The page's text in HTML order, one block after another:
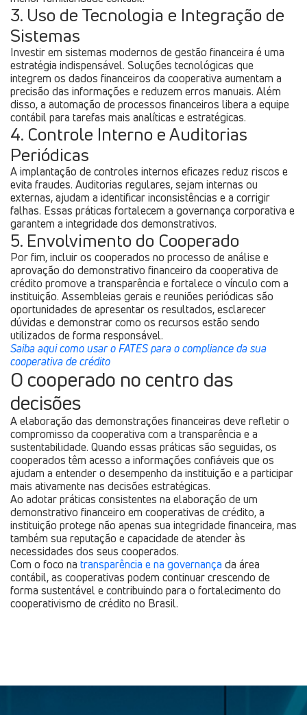
3. Uso de Tecnologia e Integração de
Sistemas
Investir em sistemas modernos de gestão financeira é uma
estratégia indispensável. Soluções tecnológicas que
integrem os dados financeiros da cooperativa aumentam a
precisão das informações e reduzem erros manuais. Além
disso, a automação de processos financeiros libera a equipe
contábil para tarefas mais analíticas e estratégicas.
4. Controle Interno e Auditorias
Periódicas
A implantação de controles internos eficazes reduz riscos e
evita fraudes. Auditorias regulares, sejam internas ou
externas, ajudam a identificar inconsistências e a corrigir
falhas. Essas práticas fortalecem a governança corporativa e
garantem a integridade dos demonstrativos.
5. Envolvimento do Cooperado
Por fim, incluir os cooperados no processo de análise e
aprovação do demonstrativo financeiro da cooperativa de
crédito promove a transparência e fortalece o vínculo com a
instituição. Assembleias gerais e reuniões periódicas são
oportunidades de apresentar os resultados, esclarecer
dúvidas e demonstrar como os recursos estão sendo
utilizados de forma responsável.
Saiba aqui como usar o FATES para o compliance da sua
cooperativa de crédito
O cooperado no centro das
decisões
A elaboração das demonstrações financeiras deve refletir o
compromisso da cooperativa com a transparência e a
sustentabilidade. Quando essas práticas são seguidas, os
cooperados têm acesso a informações confiáveis que os
ajudam a entender o desempenho da instituição e a participar
mais ativamente nas decisões estratégicas.
Ao adotar práticas consistentes na elaboração de um
demonstrativo financeiro em cooperativas de crédito, a
instituição protege não apenas sua integridade financeira, mas
também sua reputação e capacidade de atender às
necessidades dos seus cooperados.
Com o foco na transparência e na governança da área
contábil, as cooperativas podem continuar crescendo de
forma sustentável e contribuindo para o fortalecimento do
cooperativismo de crédito no Brasil.